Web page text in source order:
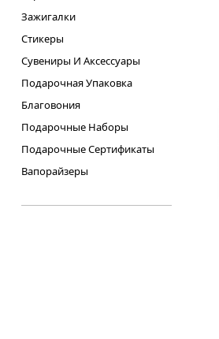
Зажигалки
Стикеры
Сувениры И Аксессуары
Подарочная Упаковка
Благовония
Подарочные Наборы
Подарочные Сертификаты
Вапорайзеры